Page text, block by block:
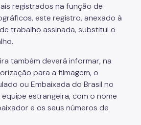
registrados na função de
este registro, anexado à
trabalho assinada, substitui o
também deverá informar, na
para a filmagem, o
ou Embaixada do Brasil no
estrangeira, com o nome
e os seus números de